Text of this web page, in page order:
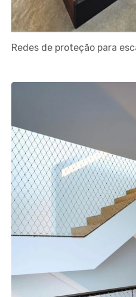
Redes de proteção para